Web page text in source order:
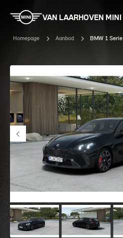
VAN LAARHOVEN MINI
Homepage Aanbod BMW 1 Serie